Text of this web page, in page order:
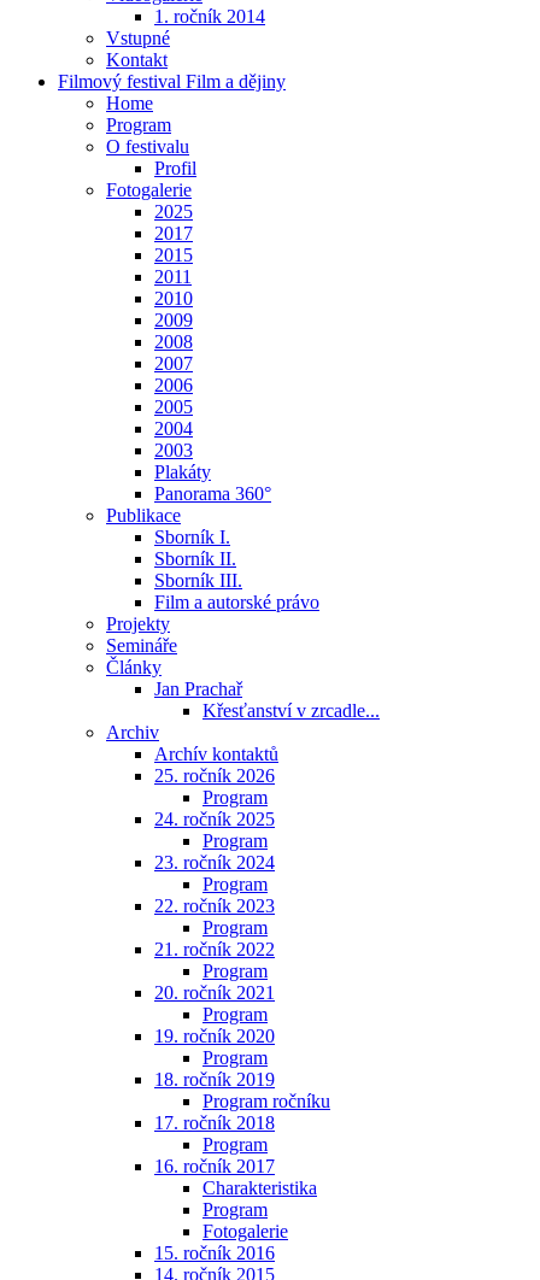
1. ročník 2014
Vstupné
Kontakt
Filmový festival Film a dějiny
Home
Program
O festivalu
Profil
Fotogalerie
2025
2017
2015
2011
2010
2009
2008
2007
2006
2005
2004
2003
Plakáty
Panorama 360°
Publikace
Sborník I.
Sborník II.
Sborník III.
Film a autorské právo
Projekty
Semináře
Články
Jan Prachař
Křesťanství v zrcadle...
Archiv
Archív kontaktů
25. ročník 2026
Program
24. ročník 2025
Program
23. ročník 2024
Program
22. ročník 2023
Program
21. ročník 2022
Program
20. ročník 2021
Program
19. ročník 2020
Program
18. ročník 2019
Program ročníku
17. ročník 2018
Program
16. ročník 2017
Charakteristika
Program
Fotogalerie
15. ročník 2016
14. ročník 2015